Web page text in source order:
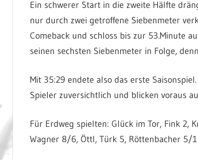
Ein schwerer Start in die zweite Hälfte
nur durch zwei getroffene Siebenmeter
Comeback und schloss bis zur 53.Minute
seinen sechsten Siebenmeter in Folge,
Mit 35:29 endete also das erste
Spieler zuversichtlich und blicken voraus
Für Erdweg spielten: Glück im Tor, Fink 2,
Wagner 8/6, Öttl, Türk 5, Röttenbacher 5/1